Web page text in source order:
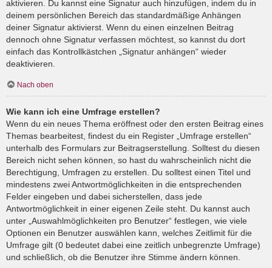
aktivieren. Du kannst eine Signatur auch hinzufügen, indem du in
deinem persönlichen Bereich das standardmäßige Anhängen
deiner Signatur aktivierst. Wenn du einen einzelnen Beitrag
dennoch ohne Signatur verfassen möchtest, so kannst du dort
einfach das Kontrollkästchen „Signatur anhängen“ wieder
deaktivieren.
Nach oben
Wie kann ich eine Umfrage erstellen?
Wenn du ein neues Thema eröffnest oder den ersten Beitrag eines
Themas bearbeitest, findest du ein Register „Umfrage erstellen“
unterhalb des Formulars zur Beitragserstellung. Solltest du diesen
Bereich nicht sehen können, so hast du wahrscheinlich nicht die
Berechtigung, Umfragen zu erstellen. Du solltest einen Titel und
mindestens zwei Antwortmöglichkeiten in die entsprechenden
Felder eingeben und dabei sicherstellen, dass jede
Antwortmöglichkeit in einer eigenen Zeile steht. Du kannst auch
unter „Auswahlmöglichkeiten pro Benutzer“ festlegen, wie viele
Optionen ein Benutzer auswählen kann, welches Zeitlimit für die
Umfrage gilt (0 bedeutet dabei eine zeitlich unbegrenzte Umfrage)
und schließlich, ob die Benutzer ihre Stimme ändern können.